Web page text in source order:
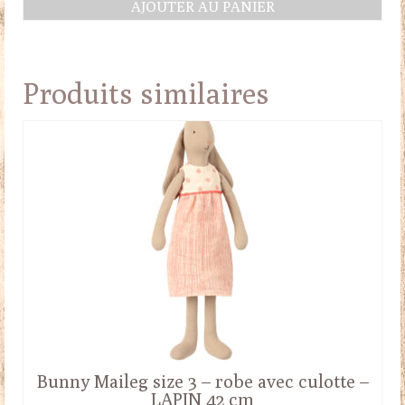
initialactuel
AJOUTER AU PANIER
Produits similaires
Bunny Maileg size 3 – robe avec culotte –
LAPIN 42 cm